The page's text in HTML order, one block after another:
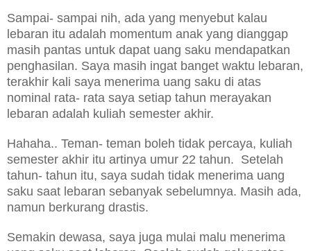
Sampai- sampai nih, ada yang menyebut kalau
lebaran itu adalah momentum anak yang dianggap
masih pantas untuk dapat uang saku mendapatkan
penghasilan. Saya masih ingat banget waktu lebaran,
terakhir kali saya menerima uang saku di atas
nominal rata- rata saya setiap tahun merayakan
lebaran adalah kuliah semester akhir.
Hahaha.. Teman- teman boleh tidak percaya, kuliah
semester akhir itu artinya umur 22 tahun. Setelah
tahun- tahun itu, saya sudah tidak menerima uang
saku saat lebaran sebanyak sebelumnya. Masih ada,
namun berkurang drastis.
Semakin dewasa, saya juga mulai malu menerima